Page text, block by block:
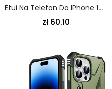
Etui Na Telefon Do IPhone 14 Pro Etui Folio Liście
zł 60.10